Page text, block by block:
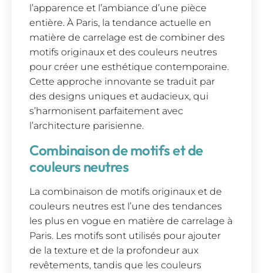
l’apparence et l’ambiance d’une pièce
entière. À Paris, la tendance actuelle en
matière de carrelage est de combiner des
motifs originaux et des couleurs neutres
pour créer une esthétique contemporaine.
Cette approche innovante se traduit par
des designs uniques et audacieux, qui
s’harmonisent parfaitement avec
l’architecture parisienne.
Combinaison de motifs et de
couleurs neutres
La combinaison de motifs originaux et de
couleurs neutres est l’une des tendances
les plus en vogue en matière de carrelage à
Paris. Les motifs sont utilisés pour ajouter
de la texture et de la profondeur aux
revêtements, tandis que les couleurs